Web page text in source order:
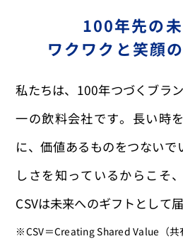
100年先の未
ワクワクと笑顔
私たちは、100年つづくブラ
一の飲料会社です。長い時
に、価値あるものをつないで
しさを知っているからこそ
CSVは未来へのギフトとして
※CSV＝Creating Shared Value（共